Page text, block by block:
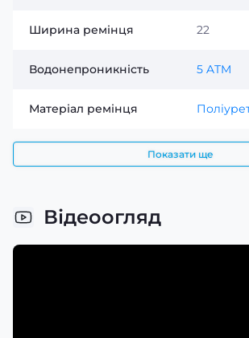
Ширина ремінця 22
Водонепроникність 5 ATM
Матеріал ремінця
Показати ще
Відеоогляд